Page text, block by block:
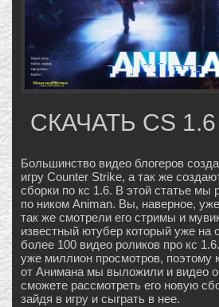
СКАЧАТЬ CS
Большинство видео блогеров
игру Counter Strike, а так же
сборки по кс 1.6. В этой статье мы
по ником Animan. Вы, наверное,
так же смотрели его стримы и
известный ютубер который уже на
более 100 видео роликов про кс
уже миллион просмотров, поэтому
от Анимана мы выложили и видео
сможете рассмотреть его новую
зайдя в игру и сыграть в нее.